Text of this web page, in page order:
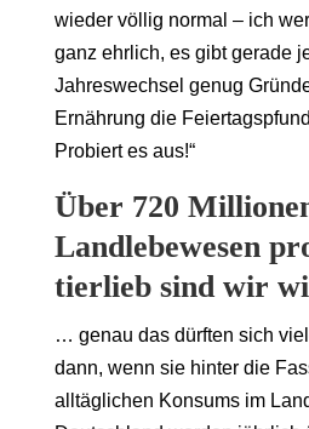
wieder völlig normal – ich
ganz ehrlich, es gibt gerade
Jahreswechsel genug
Ernährung die
Probiert es aus!“
Über 720
Landlebewesen
tierlieb sind wir
… genau das dürften sich
dann, wenn sie hinter die
alltäglichen Konsums im